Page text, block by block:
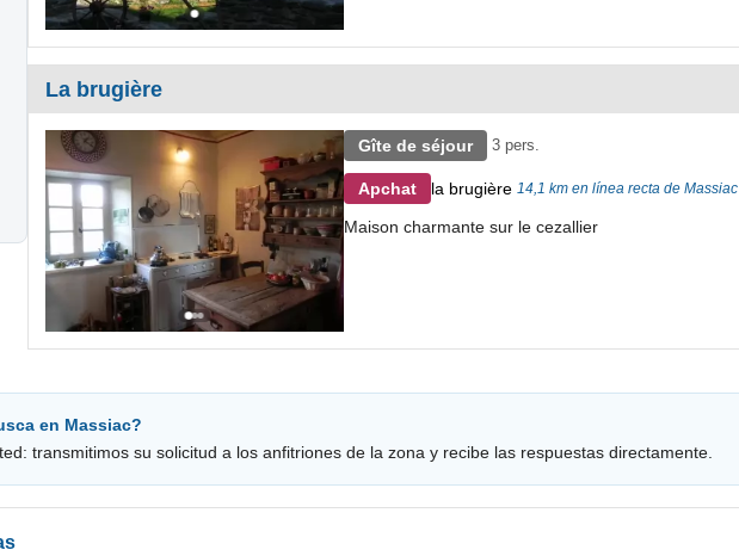
La brugière
Gîte de séjour 3 pers.
Apchat la brugière 14,1 km en línea recta de Massiac
Maison charmante sur le cezallier
en Massiac?
transmitimos su solicitud a los anfitriones de la zona y recibe las respuestas directamente.